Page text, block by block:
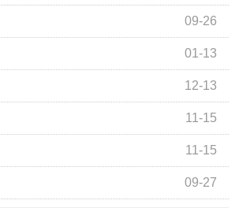
利工程水费征收使用管理办法》部门
09-26
墓地划定工作实施方案》部门解读
01-13
水工程运行管理办法》政策解读12-13
水资源费征收管理办法》解读 11-15
防和处理办法》解读 11-15
合改革精准补贴及节水奖励办法》解
09-27